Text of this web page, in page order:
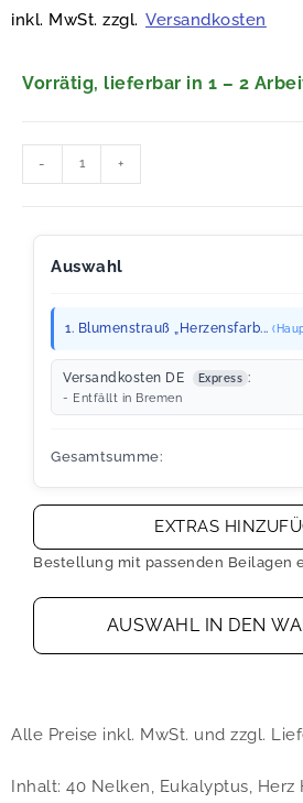
inkl. MwSt. zzgl. Versandkosten
Vorrätig, lieferbar in 1 – 2
- +
Auswahl
1. Blumenstrauß „Herzensfarb...
Versandkosten DE Express :
- Entfällt in Bremen
Gesamtsumme:
EXTRAS
Bestellung mit passenden Beilagen
AUSWAHL IN DEN
Alle Preise inkl. MwSt. und zzgl.
Inhalt: 40 Nelken, Eukalyptus,